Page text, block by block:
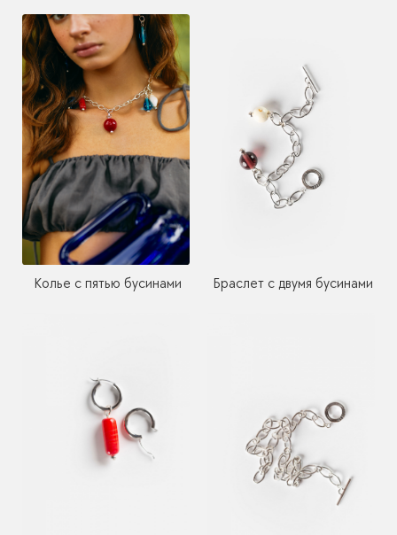
Колье с пятью бусинами Браслет с двумя бусинами